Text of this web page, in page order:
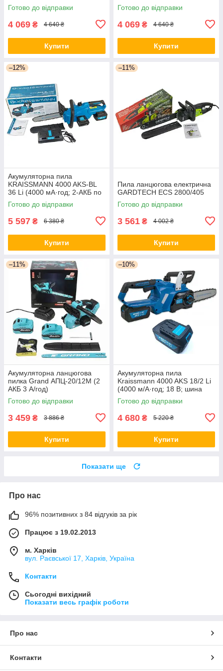
Готово до відправки
4 069 ₴ 4 640 ₴
Купити
Готово до відправки
4 069 ₴ 4 640 ₴
Купити
–12%
Акумуляторна пила
KRAISSMANN 4000 AKS-BL
36 Li (4000 мА·год; 2-АКБ по
18 В) Німеччина
Готово до відправки
5 597 ₴ 6 380 ₴
Купити
–11%
Пила ланцюгова електрична
GARDTECH ECS 2800/405
Готово до відправки
3 561 ₴ 4 002 ₴
Купити
–11%
Акумуляторна ланцюгова
пилка Grand АПЦ-20/12M (2
АКБ 3 А/год)
Готово до відправки
3 459 ₴ 3 886 ₴
Купити
–10%
Акумуляторна пила
Kraissmann 4000 AKS 18/2 Li
(4000 м/А·год; 18 В; шина
305 мм, ланцюг) Німеччина
Готово до відправки
4 680 ₴ 5 220 ₴
Купити
Показати ще
Про нас
96% позитивних з 84 відгуків за рік
Працює з 19.02.2013
м. Харків
вул. Раєвської 17, Харків, Україна
Контакти
Сьогодні вихідний
Показати весь графік роботи
Про нас
Контакти